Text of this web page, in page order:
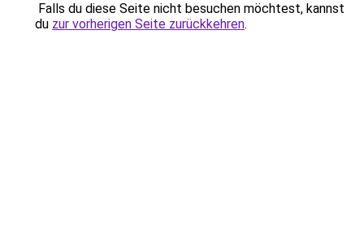
Falls du diese Seite nicht besuchen möchtest, kannst
du zur vorherigen Seite zurückkehren.